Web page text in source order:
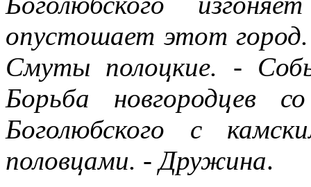
опустошает этот
Смуты полоцкие. -
Борьба новгородцев
Боголюбского с
половцами. - Дружина.